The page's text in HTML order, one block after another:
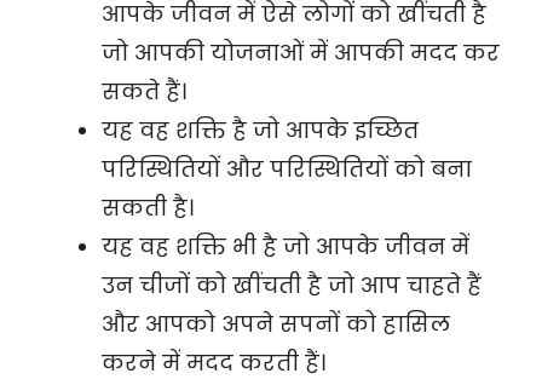
आपके जीवन में ऐसे लोगों को खींचती है
जो आपकी योजनाओं में आपकी मदद कर
सकते हैं।
यह वह शक्ति है जो आपके इच्छित
परिस्थितियों और परिस्थितियों को बना
सकती है।
यह वह शक्ति भी है जो आपके जीवन में
उन चीजों को खींचती है जो आप चाहते हैं
और आपको अपने सपनों को हासिल
करने में मदद करती हैं।